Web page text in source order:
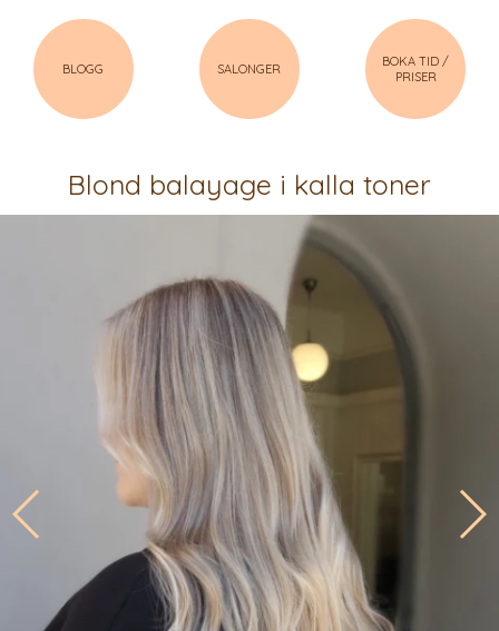
BLOGG SALONGER
BOKA TID /
PRISER
Blond balayage i kalla toner